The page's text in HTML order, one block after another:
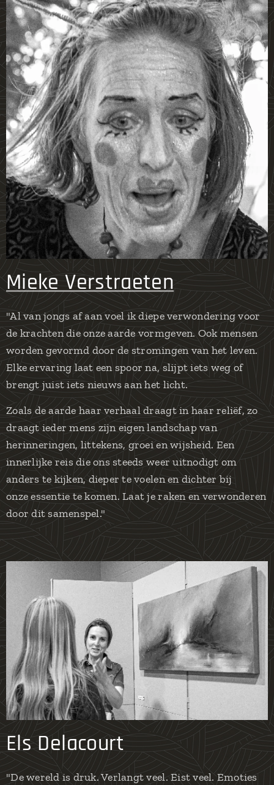
Mieke Verstraeten
"Al van jongs af aan voel ik diepe verwondering voor
de krachten die onze aarde vormgeven. Ook mensen
worden gevormd door de stromingen van het leven.
Elke ervaring laat een spoor na, slijpt iets weg of
brengt juist iets nieuws aan het licht.
Zoals de aarde haar verhaal draagt in haar reliëf, zo
draagt ieder mens zijn eigen landschap van
herinneringen, littekens, groei en wijsheid. Een
innerlijke reis die ons steeds weer uitnodigt om
anders te kijken, dieper te voelen en dichter bij
onze essentie te komen. Laat je raken en verwonderen
door dit samenspel."
Els Delacourt
"De wereld is druk. Verlangt veel. Eist veel. Emoties